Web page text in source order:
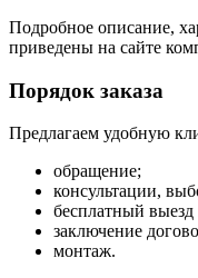
Подробное описание,
приведены на сайте
Порядок заказа
Предлагаем удобную
обращение;
консультации,
бесплатный
заключение
монтаж.